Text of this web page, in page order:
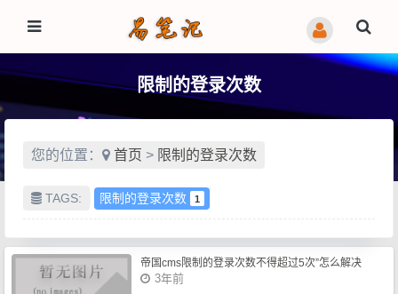
限制的登录次数
您的位置： 首页 > 限制的登录次数
TAGS: 限制的登录次数 1
帝国cms限制的登录次数不得超过5次”怎么解决
3年前